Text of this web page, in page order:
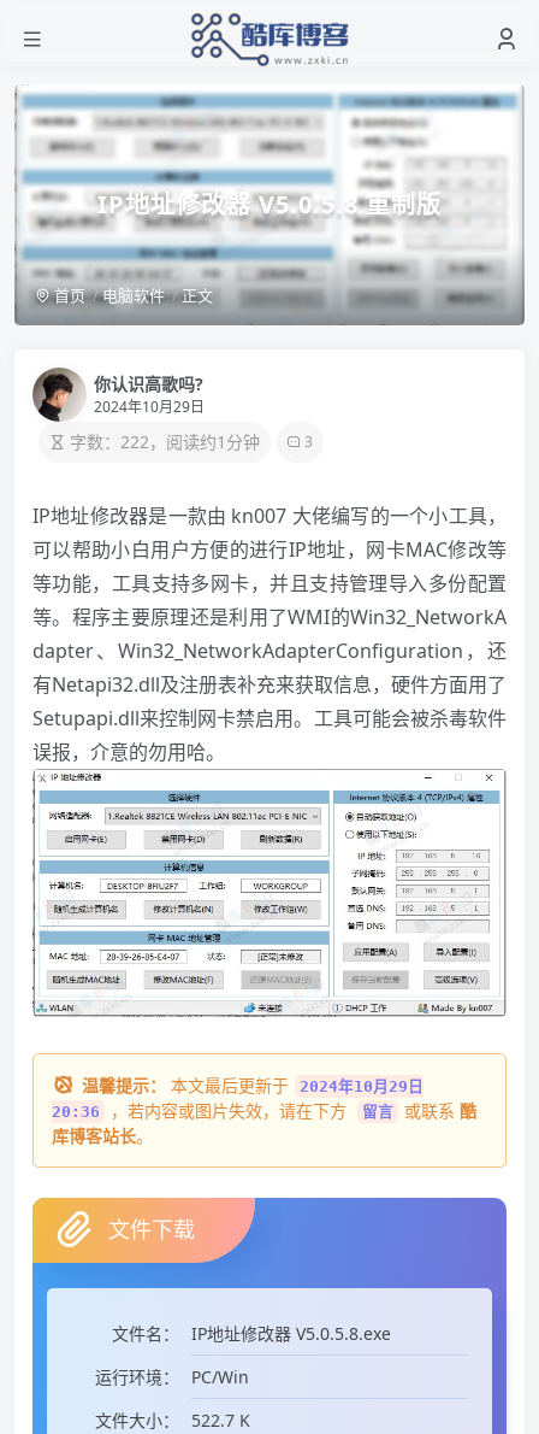
IP地址修改器 V5.0.5.8 重制版
首页 电脑软件 正文
你认识高歌吗?
2024年10月29日
字数：222，阅读约1分钟 3
IP地址修改器是一款由 kn007 大佬编写的一个小工具，
可以帮助小白用户方便的进行IP地址，网卡MAC修改等
等功能，工具支持多网卡，并且支持管理导入多份配置
等。程序主要原理还是利用了WMI的Win32_NetworkA
dapter、Win32_NetworkAdapterConfiguration，还
有Netapi32.dll及注册表补充来获取信息，硬件方面用了
Setupapi.dll来控制网卡禁启用。工具可能会被杀毒软件
误报，介意的勿用哈。
温馨提示： 本文最后更新于
2024年10月29日
20:36
，若内容或图片失效，请在下方 留言 或联系 酷
库博客站长。
文件下载
文件名：
IP地址修改器 V5.0.5.8.exe
运行环境：
PC/Win
文件大小：
522.7 K